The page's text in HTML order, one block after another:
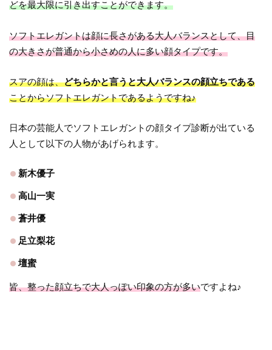
どを最大限に引き出すことができます。
ソフトエレガントは顔に長さがある大人バランスとして、目
の大きさが普通から小さめの人に多い顔タイプです。
スアの顔は、どちらかと言うと大人バランスの顔立ちである
ことからソフトエレガントであるようですね♪
日本の芸能人でソフトエレガントの顔タイプ診断が出ている
人として以下の人物があげられます。
新木優子
高山一実
蒼井優
足立梨花
壇蜜
皆、整った顔立ちで大人っぽい印象の方が多いですよね♪